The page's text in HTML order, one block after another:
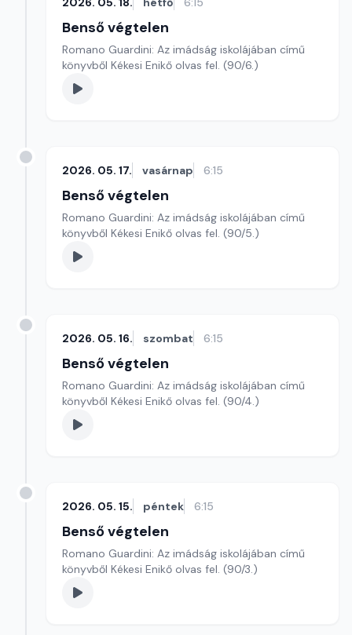
Benső végtelen
Romano Guardini: Az imádság iskolájában című
könyvből Kékesi Enikő olvas fel. (90/6.)
2026. 05. 17. vasárnap 6:15
Benső végtelen
Romano Guardini: Az imádság iskolájában című
könyvből Kékesi Enikő olvas fel. (90/5.)
2026. 05. 16. szombat 6:15
Benső végtelen
Romano Guardini: Az imádság iskolájában című
könyvből Kékesi Enikő olvas fel. (90/4.)
2026. 05. 15. péntek 6:15
Benső végtelen
Romano Guardini: Az imádság iskolájában című
könyvből Kékesi Enikő olvas fel. (90/3.)